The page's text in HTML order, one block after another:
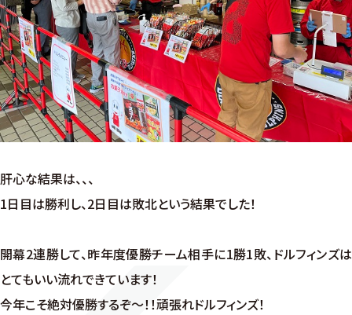
肝心な結果は、、、
1日目は勝利し、2日目は敗北という結果でした！
開幕2連勝して、昨年度優勝チーム相手に1勝1敗、ドルフィンズは
とてもいい流れできています！
今年こそ絶対優勝するぞ～！！頑張れドルフィンズ！